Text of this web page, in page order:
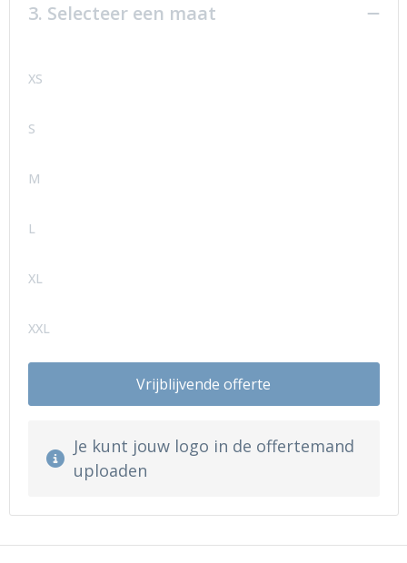
3. Selecteer een maat
XS
S
M
L
XL
XXL
Vrijblijvende offerte
Je kunt jouw logo in de offertemand
uploaden